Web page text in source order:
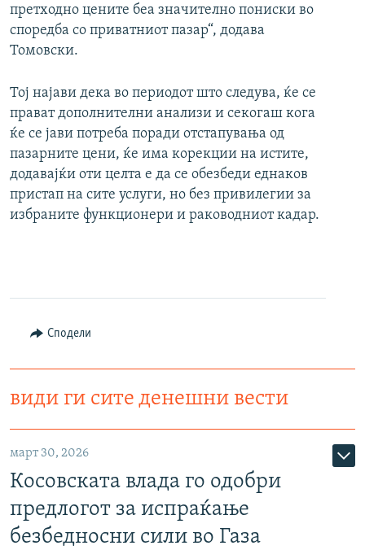
претходно цените беа значително пониски во
споредба со приватниот пазар“, додава
Томовски.
Тој најави дека во периодот што следува, ќе се
прават дополнителни анализи и секогаш кога
ќе се јави потреба поради отстапувања од
пазарните цени, ќе има корекции на истите,
додавајќи оти целта е да се обезбеди еднаков
пристап на сите услуги, но без привилегии за
избраните функционери и раководниот кадар.
Сподели
види ги сите денешни вести
март 30, 2026
Косовската влада го одобри
предлогот за испраќање
безбедносни сили во Газа